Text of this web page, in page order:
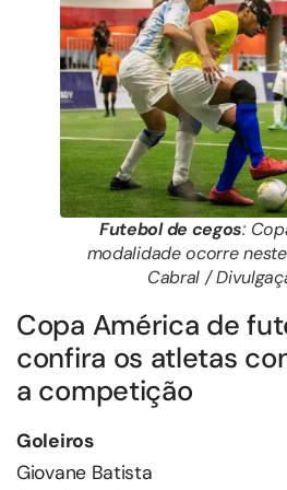
Futebol de cegos:
modalidade ocorre
Cabral /
Copa América de
confira os atletas
a competição
Goleiros
Giovane Batista